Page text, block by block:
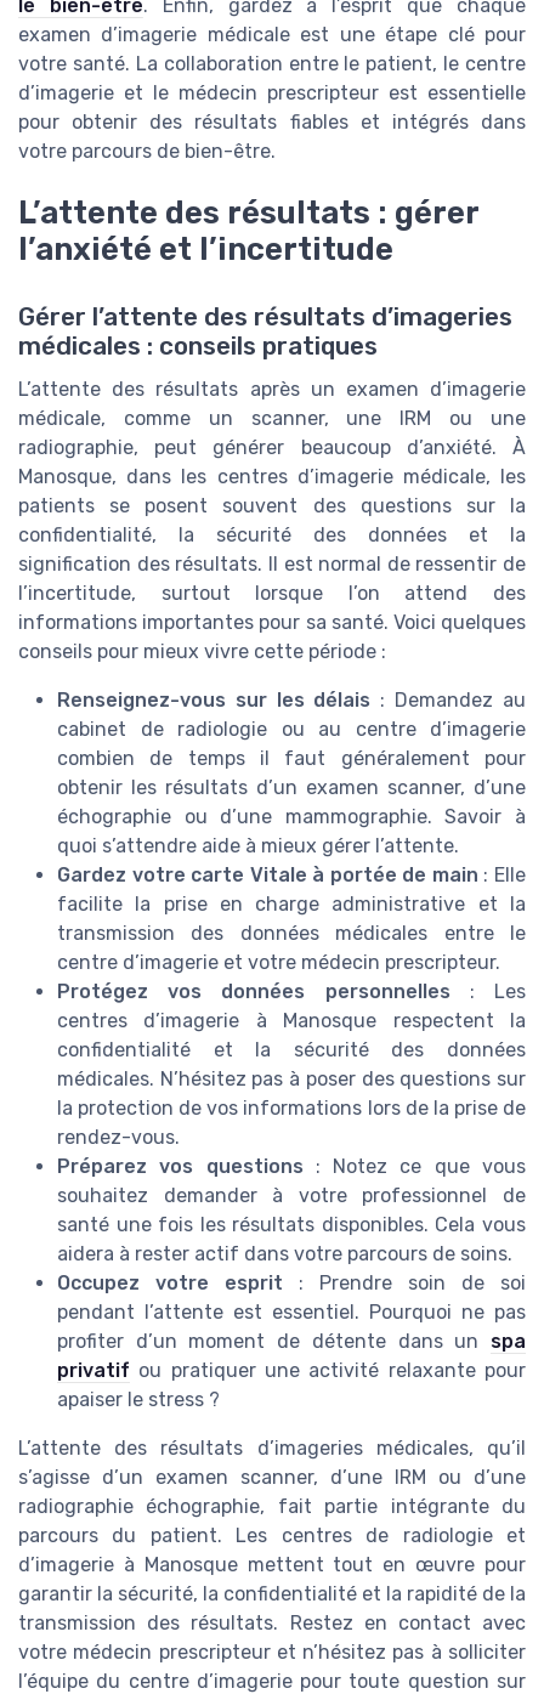
le bien-être. Enfin, gardez à l’esprit que chaque
examen d’imagerie médicale est une étape clé pour
votre santé. La collaboration entre le patient, le centre
d’imagerie et le médecin prescripteur est essentielle
pour obtenir des résultats fiables et intégrés dans
votre parcours de bien-être.
L’attente des résultats : gérer
l’anxiété et l’incertitude
Gérer l’attente des résultats d’imageries
médicales : conseils pratiques
L’attente des résultats après un examen d’imagerie
médicale, comme un scanner, une IRM ou une
radiographie, peut générer beaucoup d’anxiété. À
Manosque, dans les centres d’imagerie médicale, les
patients se posent souvent des questions sur la
confidentialité, la sécurité des données et la
signification des résultats. Il est normal de ressentir de
l’incertitude, surtout lorsque l’on attend des
informations importantes pour sa santé. Voici quelques
conseils pour mieux vivre cette période :
Renseignez-vous sur les délais : Demandez au
cabinet de radiologie ou au centre d’imagerie
combien de temps il faut généralement pour
obtenir les résultats d’un examen scanner, d’une
échographie ou d’une mammographie. Savoir à
quoi s’attendre aide à mieux gérer l’attente.
Gardez votre carte Vitale à portée de main : Elle
facilite la prise en charge administrative et la
transmission des données médicales entre le
centre d’imagerie et votre médecin prescripteur.
Protégez vos données personnelles : Les
centres d’imagerie à Manosque respectent la
confidentialité et la sécurité des données
médicales. N’hésitez pas à poser des questions sur
la protection de vos informations lors de la prise de
rendez-vous.
Préparez vos questions : Notez ce que vous
souhaitez demander à votre professionnel de
santé une fois les résultats disponibles. Cela vous
aidera à rester actif dans votre parcours de soins.
Occupez votre esprit : Prendre soin de soi
pendant l’attente est essentiel. Pourquoi ne pas
profiter d’un moment de détente dans un spa
privatif ou pratiquer une activité relaxante pour
apaiser le stress ?
L’attente des résultats d’imageries médicales, qu’il
s’agisse d’un examen scanner, d’une IRM ou d’une
radiographie échographie, fait partie intégrante du
parcours du patient. Les centres de radiologie et
d’imagerie à Manosque mettent tout en œuvre pour
garantir la sécurité, la confidentialité et la rapidité de la
transmission des résultats. Restez en contact avec
votre médecin prescripteur et n’hésitez pas à solliciter
l’équipe du centre d’imagerie pour toute question sur